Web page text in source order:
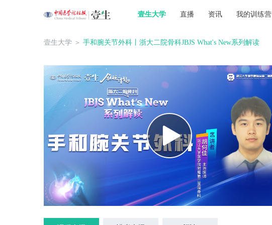
壹生大学 直播 资讯 我的训练营
壹生大学 ＞ 手和腕关节外科丨浙大二院骨科JBJS What's New系列解读